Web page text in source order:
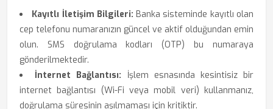
Kayıtlı İletişim Bilgileri: Banka sisteminde kayıtlı olan
cep telefonu numaranızın güncel ve aktif olduğundan emin
olun. SMS doğrulama kodları (OTP) bu numaraya
gönderilmektedir.
İnternet Bağlantısı: İşlem esnasında kesintisiz bir
internet bağlantısı (Wi-Fi veya mobil veri) kullanmanız,
doğrulama süresinin aşılmaması için kritiktir.